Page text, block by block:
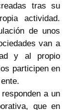
tras su
actividad.
de unos
van a
y al propio
participen en
a un
que en